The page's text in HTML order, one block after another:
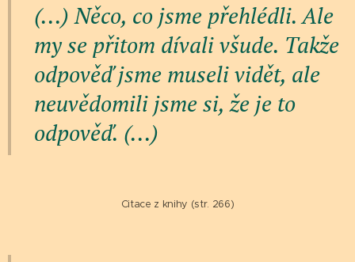
(...) Něco, co jsme přehlédli. Ale
my se přitom dívali všude. Takže
odpověď jsme museli vidět, ale
neuvědomili jsme si, že je to
odpověď. (...)
Citace z knihy (str. 266)